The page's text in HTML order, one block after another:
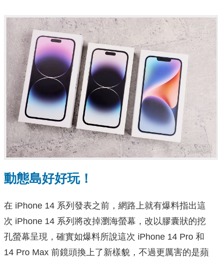
動態島好好玩！
在 iPhone 14 系列發表之前，網路上就有爆料指出這
次 iPhone 14 系列將改掉瀏海螢幕，改以膠囊狀的挖
孔螢幕呈現，確實如爆料所說這次 iPhone 14 Pro 和
14 Pro Max 前鏡頭換上了新樣貌，不過更厲害的是蘋